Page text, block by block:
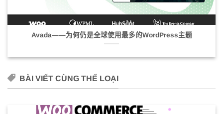
Avada——为何仍是全球使用最多的WordPress主题
BÀI VIẾT CÙNG THỂ LOẠI